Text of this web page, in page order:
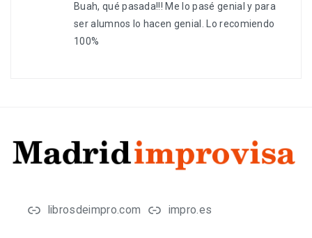
Buah, qué pasada!!! Me lo pasé genial y para
ser alumnos lo hacen genial. Lo recomiendo
100%
librosdeimpro.com impro.es